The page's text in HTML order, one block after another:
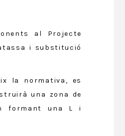
al Projecte
i substitució
la normativa, es
una zona de
formant una L i